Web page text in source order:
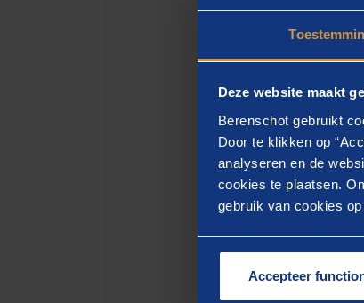
Deze website maakt
Berenschot gebruikt
Door te klikken op
analyseren en de
cookies te plaatsen.
gebruik van cookies
Accepteer